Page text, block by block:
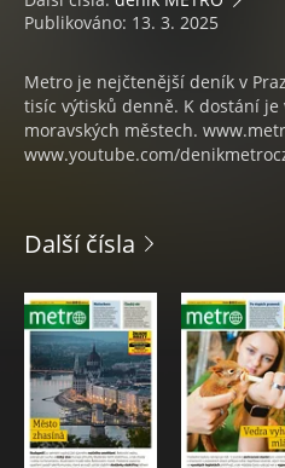
Publikováno: 13. 3. 2025
Metro je nejčtenější deník v
tisíc výtisků denně. K dostání je
moravských městech.
www.youtube.com/
Další čísla